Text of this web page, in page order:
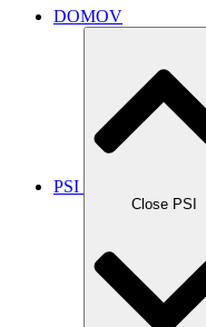
DOMOV
PSI
Close PSI